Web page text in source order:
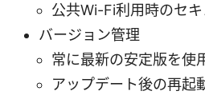
公共Wi-Fi利用時のセ
バージョン管理
常に最新の安定版を使
アップデート後の再起